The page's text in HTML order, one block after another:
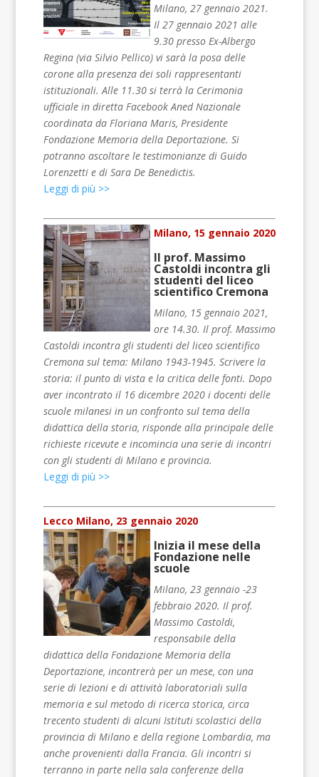
Milano, 27 gennaio 2021.
Il 27 gennaio 2021 alle
9.30 presso Ex-Albergo
Regina (via Silvio Pellico) vi sarà la posa delle
corone alla presenza dei soli rappresentanti
istituzionali. Alle 11.30 si terrà la Cerimonia
ufficiale in diretta Facebook Aned Nazionale
coordinata da Floriana Maris, Presidente
Fondazione Memoria della Deportazione. Si
potranno ascoltare le testimonianze di Guido
Lorenzetti e di Sara De Benedictis.
Leggi di più >>
Milano, 15 gennaio 2020
Il prof. Massimo
Castoldi incontra gli
studenti del liceo
scientifico Cremona
Milano, 15 gennaio 2021,
ore 14.30. Il prof. Massimo
Castoldi incontra gli studenti del liceo scientifico
Cremona sul tema: Milano 1943-1945. Scrivere la
storia: il punto di vista e la critica delle fonti. Dopo
aver incontrato il 16 dicembre 2020 i docenti delle
scuole milanesi in un confronto sul tema della
didattica della storia, risponde alla principale delle
richieste ricevute e incomincia una serie di incontri
con gli studenti di Milano e provincia.
Leggi di più >>
Lecco Milano, 23 gennaio 2020
Inizia il mese della
Fondazione nelle
scuole
Milano, 23 gennaio -23
febbraio 2020. Il prof.
Massimo Castoldi,
responsabile della
didattica della Fondazione Memoria della
Deportazione, incontrerà per un mese, con una
serie di lezioni e di attività laboratoriali sulla
memoria e sul metodo di ricerca storica, circa
trecento studenti di alcuni Istituti scolastici della
provincia di Milano e della regione Lombardia, ma
anche provenienti dalla Francia. Gli incontri si
terranno in parte nella sala conferenze della